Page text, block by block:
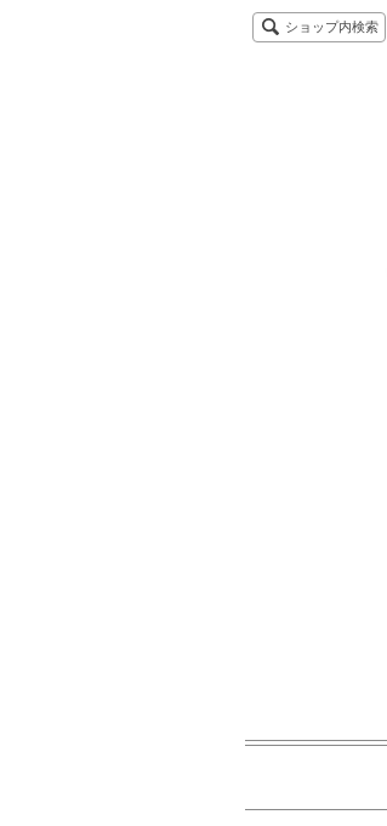
ショップ内検索